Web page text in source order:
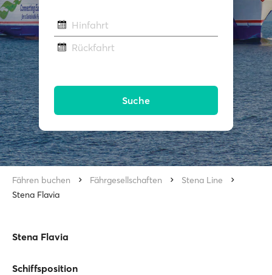
Hinfahrt
Rückfahrt
Suche
Fähren buchen Fährgesellschaften
Stena Line
Stena Flavia
Stena Flavia
Schiffsposition